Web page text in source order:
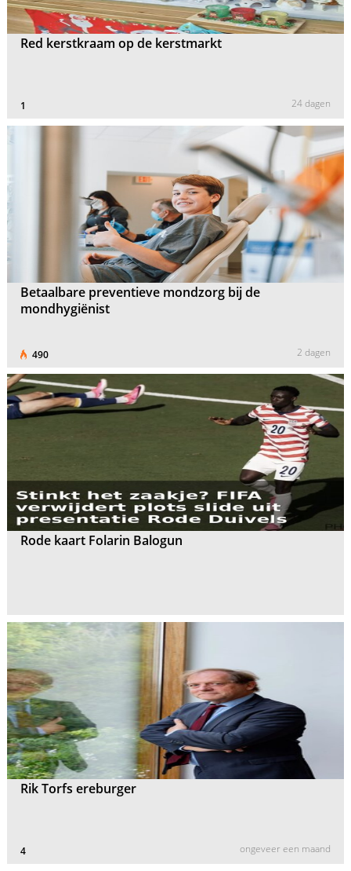
Red kerstkraam op de kerstmarkt
1 24 dagen
Betaalbare preventieve mondzorg bij de
mondhygiënist
490 2 dagen
Rode kaart Folarin Balogun
Rik Torfs ereburger
4 ongeveer een maand